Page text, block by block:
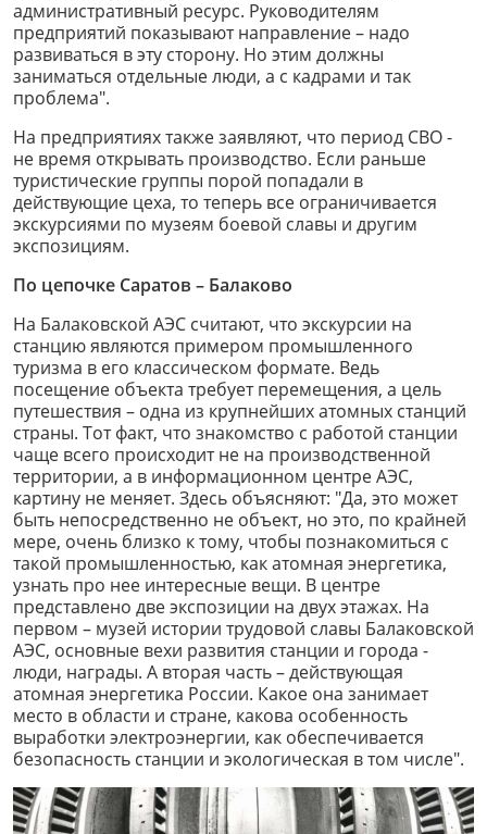
административный ресурс. Руководителям
предприятий показывают направление – надо
развиваться в эту сторону. Но этим должны
заниматься отдельные люди, а с кадрами и так
проблема".
На предприятиях также заявляют, что период СВО -
не время открывать производство. Если раньше
туристические группы порой попадали в
действующие цеха, то теперь все ограничивается
экскурсиями по музеям боевой славы и другим
экспозициям.
По цепочке Саратов – Балаково
На Балаковской АЭС считают, что экскурсии на
станцию являются примером промышленного
туризма в его классическом формате. Ведь
посещение объекта требует перемещения, а цель
путешествия – одна из крупнейших атомных станций
страны. Тот факт, что знакомство с работой станции
чаще всего происходит не на производственной
территории, а в информационном центре АЭС,
картину не меняет. Здесь объясняют: "Да, это может
быть непосредственно не объект, но это, по крайней
мере, очень близко к тому, чтобы познакомиться с
такой промышленностью, как атомная энергетика,
узнать про нее интересные вещи. В центре
представлено две экспозиции на двух этажах. На
первом – музей истории трудовой славы Балаковской
АЭС, основные вехи развития станции и города -
люди, награды. А вторая часть – действующая
атомная энергетика России. Какое она занимает
место в области и стране, какова особенность
выработки электроэнергии, как обеспечивается
безопасность станции и экологическая в том числе".